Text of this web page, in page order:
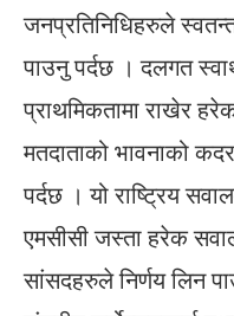
जनप्रतिनिधिहरुले
पाउनु पर्दछ । दलगत
प्राथमिकतामा राखेर
मतदाताको भावनाको
पर्दछ । यो राष्ट्रिय
एमसीसी जस्ता हरेक
सांसदहरुले निर्णय लिन